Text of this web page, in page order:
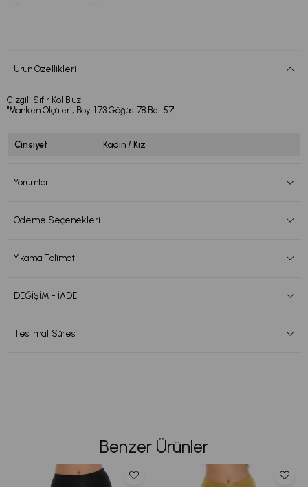
Ürün Özellikleri
Çizgili Sıfır Kol Bluz
"Manken Ölçüleri; Boy: 1.73 Göğüs: 78 Bel: 57"
Cinsiyet Kadın / Kız
Yorumlar
Ödeme Seçenekleri
Yıkama Talimatı
DEĞİŞİM - İADE
Teslimat Süresi
Benzer Ürünler